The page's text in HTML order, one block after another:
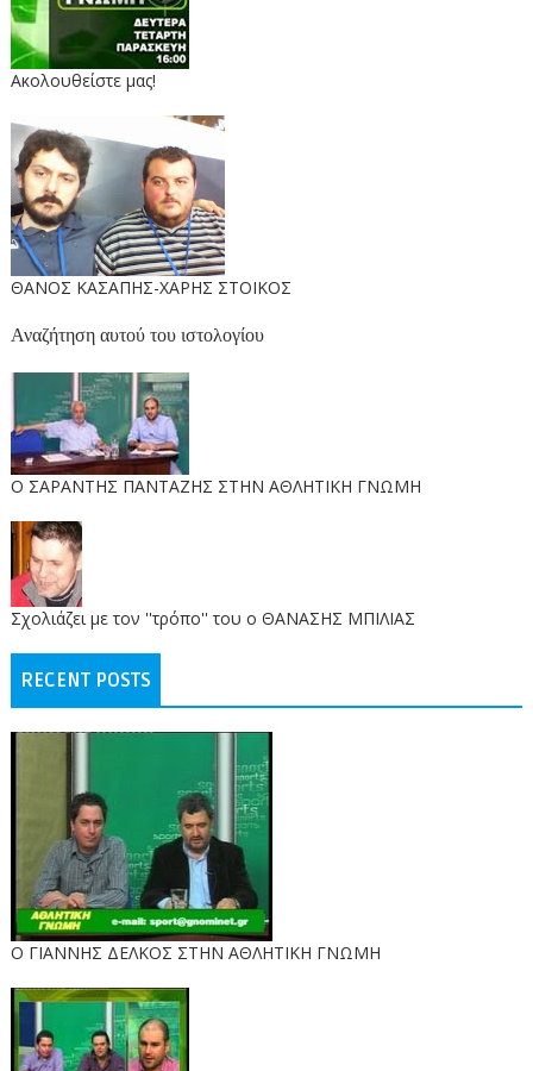
Ακολουθείστε μας!
ΘΑΝΟΣ ΚΑΣΑΠΗΣ-ΧΑΡΗΣ ΣΤΟΙΚΟΣ
Αναζήτηση αυτού του ιστολογίου
O ΣΑΡΑΝΤΗΣ ΠΑΝΤΑΖΗΣ ΣΤΗΝ ΑΘΛΗΤΙΚΗ ΓΝΩΜΗ
Σχολιάζει με τον ''τρόπο'' του ο ΘΑΝΑΣΗΣ ΜΠΙΛΙΑΣ
RECENT POSTS
Ο ΓΙΑΝΝΗΣ ΔΕΛΚΟΣ ΣΤΗΝ ΑΘΛΗΤΙΚΗ ΓΝΩΜΗ